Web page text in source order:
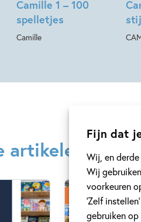
Fijn dat
Wij, en
Wij
voorkeuren
‘Zelf
gebruiken
Camille 1 – 100
spelletjes
Camille
Tiplijst